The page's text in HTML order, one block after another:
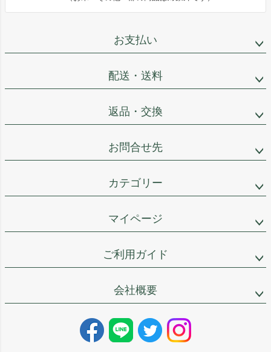
お支払い
配送・送料
返品・交換
お問合せ先
カテゴリー
マイページ
ご利用ガイド
会社概要